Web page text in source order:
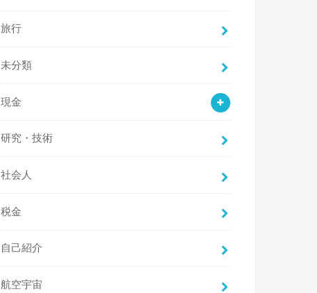
旅行
未分類
現金
研究・技術
社会人
税金
自己紹介
航空宇宙